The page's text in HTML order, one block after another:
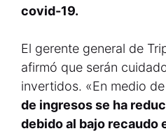
covid-19.
El gerente general de
afirmó que serán
invertidos. «En medio
de ingresos se ha
debido al bajo recaudo